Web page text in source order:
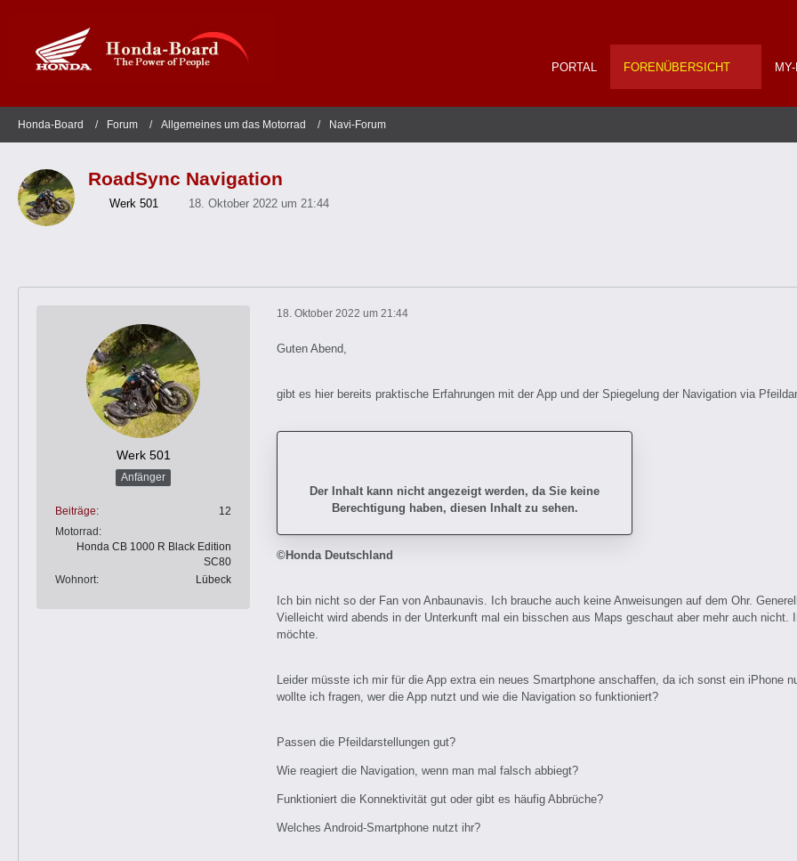
PORTAL FORENÜBERSICHT
Honda-Board Forum Allgemeines um das Motorrad Navi-Forum
RoadSync Navigation
Werk 501 18. Oktober 2022 um 21:44
Werk 501
Anfänger
Beiträge
12
Motorrad
Honda CB 1000 R Black Edition
SC80
Wohnort
Lübeck
18. Oktober 2022 um 21:44
Guten Abend,
gibt es hier bereits praktische Erfahrungen mit der App und der Spiegelung der Navigation via
Der Inhalt kann nicht angezeigt werden, da Sie keine
Berechtigung haben, diesen Inhalt zu sehen.
©Honda Deutschland
Ich bin nicht so der Fan von Anbaunavis. Ich brauche auch keine Anweisungen auf dem Ohr.
Vielleicht wird abends in der Unterkunft mal ein bisschen aus Maps geschaut aber mehr auch
möchte.
Leider müsste ich mir für die App extra ein neues Smartphone anschaffen, da ich sonst ein iPhone
wollte ich fragen, wer die App nutzt und wie die Navigation so funktioniert?
Passen die Pfeildarstellungen gut?
Wie reagiert die Navigation, wenn man mal falsch abbiegt?
Funktioniert die Konnektivität gut oder gibt es häufig Abbrüche?
Welches Android-Smartphone nutzt ihr?